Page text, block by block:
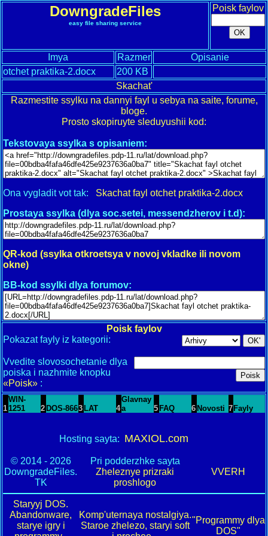
DowngradeFiles
easy file sharing service
Poisk faylov
Imya Razmer
Opisanie
otchet praktika-2.docx
200 KB
Skachat'
Razmestite ssylku na dannyi fayl u sebya na saite, forume,
bloge.
Prosto skopiruyte sleduyushii kod:
Tekstovaya ssylka s opisaniem:
Ona vygladit vot tak: Skachat fayl otchet praktika-2.docx
Prostaya ssylka (dlya soc.setei, messendzherov i t.d):
QR-kod (ssylka otkroetsya v novoj vkladke ili novom
okne)
BB-kod ssylki dlya forumov:
Poisk faylov
Pokazat fayly iz kategorii:
Vvedite slovosochetanie dlya
poiska i nazhmite knopku
«Poisk» :
1
WIN-
1251
2 DOS-8663 LAT 4
Glavnay
a
5 FAQ 6 Novosti 7 Fayly
Hosting sayta: MAXIOL.com
© 2014 - 2026
DowngradeFiles.
TK
Pri podderzhke sayta
Zheleznye prizraki
proshlogo
VVERH
Staryyj DOS.
Abandonware,
starye igry i
Komp'uternaya nostalgiya.
Staroe zhelezo, staryi soft
"Programmy dlya
DOS"